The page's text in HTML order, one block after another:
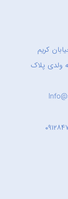
کریم
ولدی پلاک